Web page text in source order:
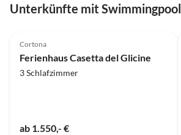
Unterkünfte mit Swimmingpool
Cortona
Ferienhaus Casetta del Glicine
3 Schlafzimmer
ab 1.550,- €